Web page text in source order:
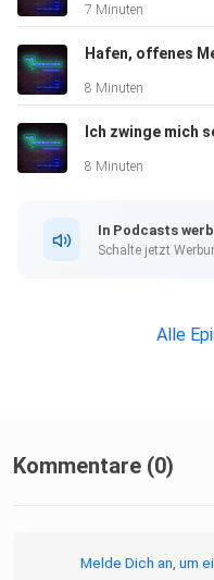
Wo ihr noch mehr von
7 Minuten
Hafen, offenes
8 Minuten
Ich zwinge mich
8 Minuten
In Podcasts
Schalte jetzt
Alle
Kommentare (0)
Melde Dich an, um